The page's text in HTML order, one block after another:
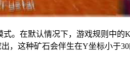
。在默认情况下，游戏规则中
，这种矿石会伴生在Y坐标小于